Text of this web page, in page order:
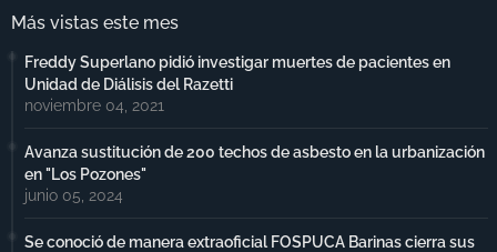
Más vistas este mes
Freddy Superlano pidió investigar muertes de pacientes en
Unidad de Diálisis del Razetti
noviembre 04, 2021
Avanza sustitución de 200 techos de asbesto en la urbanización
en "Los Pozones"
junio 05, 2024
Se conoció de manera extraoficial FOSPUCA Barinas cierra sus